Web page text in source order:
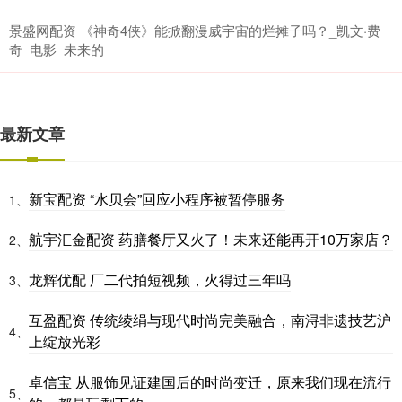
景盛网配资 《神奇4侠》能掀翻漫威宇宙的烂摊子吗？_凯文·费
奇_电影_未来的
最新文章
1、 新宝配资 “水贝会”回应小程序被暂停服务
2、 航宇汇金配资 药膳餐厅又火了！未来还能再开10万家店？
3、 龙辉优配 厂二代拍短视频，火得过三年吗
4、
互盈配资 传统绫绢与现代时尚完美融合，南浔非遗技艺沪
上绽放光彩
5、
卓信宝 从服饰见证建国后的时尚变迁，原来我们现在流行